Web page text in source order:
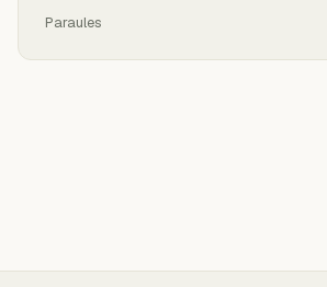
Paraules